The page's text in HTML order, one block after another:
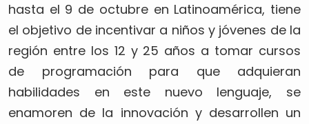
hasta el 9 de octubre en Latinoamérica, tiene
el objetivo de incentivar a niños y jóvenes de la
región entre los 12 y 25 años a tomar cursos
de programación para que adquieran
habilidades en este nuevo lenguaje, se
enamoren de la innovación y desarrollen un